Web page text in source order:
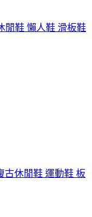
閒鞋 懶人鞋 滑板鞋
古休閒鞋 運動鞋 板